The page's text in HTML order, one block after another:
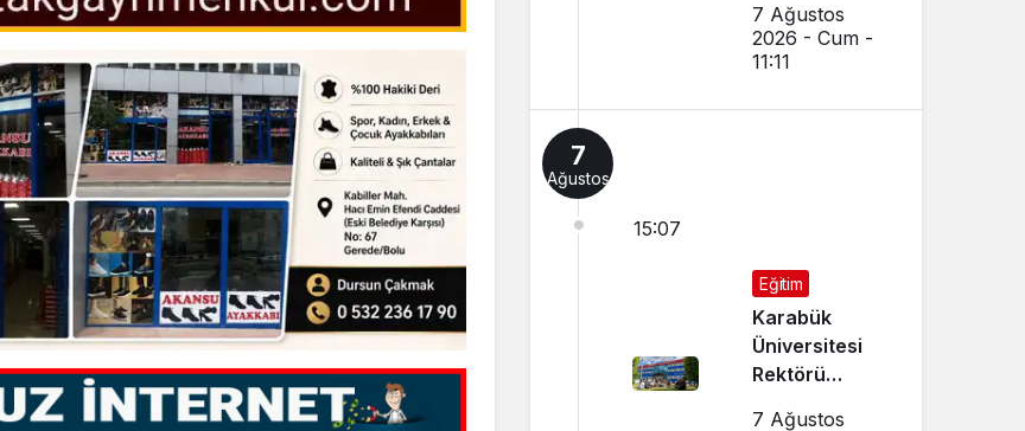
Etkilendi
7 Ağustos
2026 - Cum -
11:11
7
Ağustos
15:07
Eğitim
Karabük
Üniversitesi
Rektörü
7 Ağustos